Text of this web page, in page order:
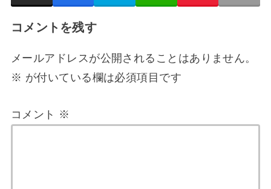
コメントを残す
メールアドレスが公開されることはありません。
※ が付いている欄は必須項目です
コメント ※